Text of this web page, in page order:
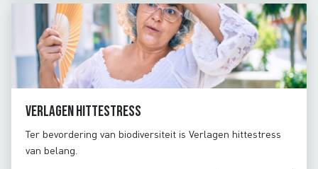
Verlagen hittestress
Ter bevordering van biodiversiteit is Verlagen hittestress
van belang.